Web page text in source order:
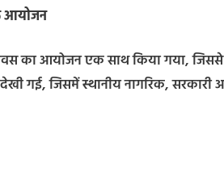
आयोजन
का आयोजन एक साथ किया गया,
गई, जिसमें स्थानीय नागरिक, सरकारी